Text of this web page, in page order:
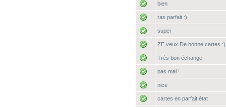
bien
ras parfait :)
super
ZE veux De bonne cartes :)
Très bon échange
pas mal !
nice
cartes en parfait état